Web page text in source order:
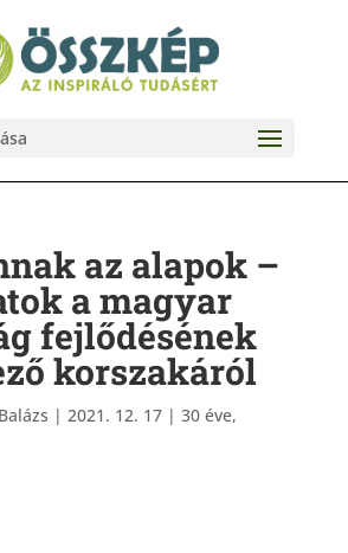
az alapok –
a magyar
fejlődésének
korszakáról
| 2021. 12. 17| 30 éve,